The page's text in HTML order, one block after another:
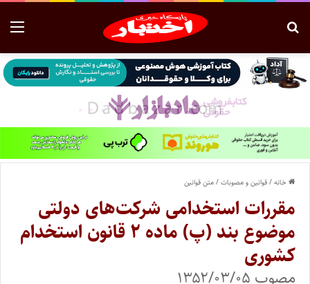
خانه/قوانین و مصوبات/متن قوانین
مقررات استخدامی شرکت‌های دولتی
موضوع بند (پ) ماده ۲ قانون استخدام
کشوری
مصوب ۱۳۵۲/۰۳/۰۵